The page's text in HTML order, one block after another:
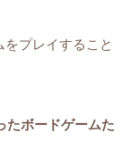
プレイすること
たボードゲームた